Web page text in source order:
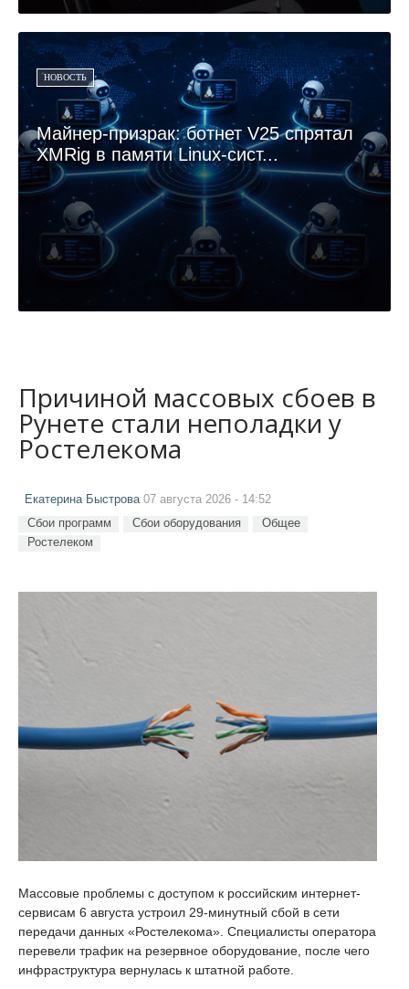
НОВОСТЬ
Майнер-призрак: ботнет V25 спрятал
XMRig в памяти Linux-сист...
Причиной массовых сбоев в
Рунете стали неполадки у
Ростелекома
Екатерина Быстрова07 августа 2026 - 14:52
Сбои программ Сбои оборудования
Общее
Ростелеком
Массовые проблемы с доступом к российским интернет-
сервисам 6 августа устроил 29-минутный сбой в сети
передачи данных «Ростелекома». Специалисты оператора
перевели трафик на резервное оборудование, после чего
инфраструктура вернулась к штатной работе.